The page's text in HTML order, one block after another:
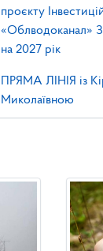
проєкту
«Облводоканал»
на 2027 рік
ПРЯМА ЛІНІЯ із
Миколаївною